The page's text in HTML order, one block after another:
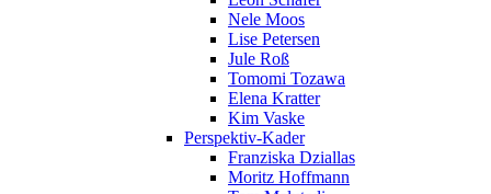
Nele Moos
Lise Petersen
Jule Roß
Tomomi Tozawa
Elena Kratter
Kim Vaske
Perspektiv-Kader
Franziska Dziallas
Moritz Hoffmann